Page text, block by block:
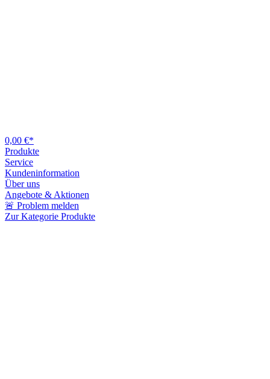
0,00 €*
Produkte
Service
Kundeninformation
Über uns
Angebote & Aktionen
🚨 Problem melden
Zur Kategorie Produkte